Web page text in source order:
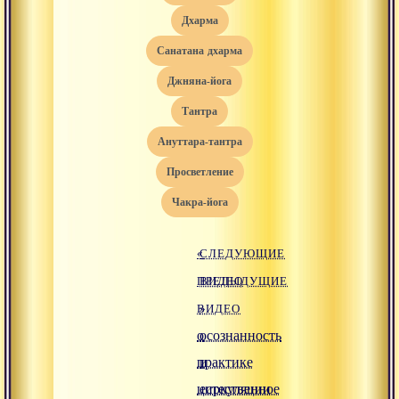
дхарма
санатана дхарма
джняна-йога
тантра
ануттара-тантра
просветление
чакра-йога
«
ПРЕДЫДУЩИЕ
ВИДЕО
о
практике
циркуляции
СЛЕДУЮЩИЕ
ВИДЕО
»
осознанность
и
естественное